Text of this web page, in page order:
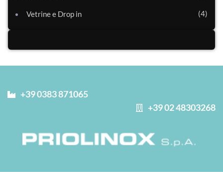
Vetrine e Drop in 4
+39 02 48303268
+39 0383 871065